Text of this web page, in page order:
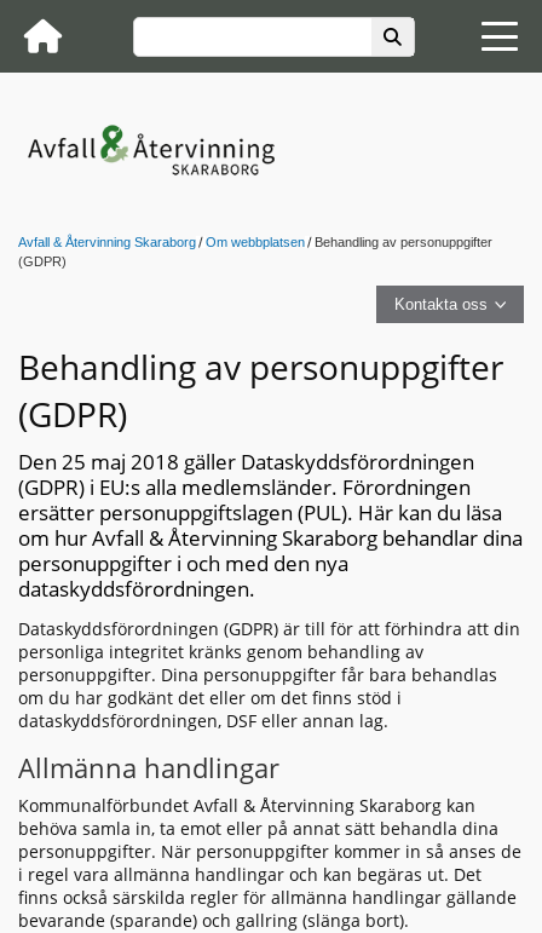
Avfall & Återvinning Skaraborg Om webbplatsen
Behandling av personuppgifter
(GDPR)
Kontakta oss
Behandling av personuppgifter
(GDPR)
Den 25 maj 2018 gäller Dataskyddsförordningen
(GDPR) i EU:s alla medlemsländer. Förordningen
ersätter personuppgiftslagen (PUL). Här kan du läsa
om hur Avfall & Återvinning Skaraborg behandlar dina
personuppgifter i och med den nya
dataskyddsförordningen.
Dataskyddsförordningen (GDPR) är till för att förhindra att din
personliga integritet kränks genom behandling av
personuppgifter. Dina personuppgifter får bara behandlas
om du har godkänt det eller om det finns stöd i
dataskyddsförordningen, DSF eller annan lag.
Allmänna handlingar
Kommunalförbundet Avfall & Återvinning Skaraborg kan
behöva samla in, ta emot eller på annat sätt behandla dina
personuppgifter. När personuppgifter kommer in så anses de
i regel vara allmänna handlingar och kan begäras ut. Det
finns också särskilda regler för allmänna handlingar gällande
bevarande (sparande) och gallring (slänga bort).